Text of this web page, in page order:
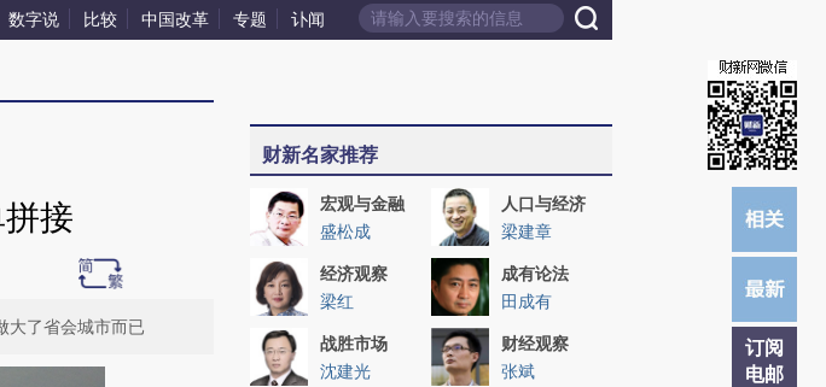
数字说 比较 中国改革 专题 讣闻
订阅
电邮
接
大了省会城市而已
财新名家推荐
宏观与金融
盛松成
人口与经济
梁建章
经济观察
梁红
成有论法
田成有
战胜市场
沈建光
财经观察
张斌